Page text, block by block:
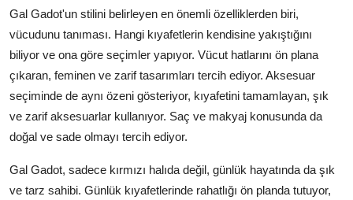
Gal Gadot'un stilini belirleyen en önemli özelliklerden biri,
vücudunu tanıması. Hangi kıyafetlerin kendisine yakıştığını
biliyor ve ona göre seçimler yapıyor. Vücut hatlarını ön plana
çıkaran, feminen ve zarif tasarımları tercih ediyor. Aksesuar
seçiminde de aynı özeni gösteriyor, kıyafetini tamamlayan, şık
ve zarif aksesuarlar kullanıyor. Saç ve makyaj konusunda da
doğal ve sade olmayı tercih ediyor.
Gal Gadot, sadece kırmızı halıda değil, günlük hayatında da şık
ve tarz sahibi. Günlük kıyafetlerinde rahatlığı ön planda tutuyor,